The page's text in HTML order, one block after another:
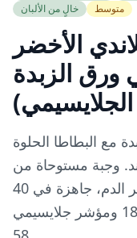
خالٍ من الألبان
متوسط
الأخضر
ورق الزبدة
البطاطا الحلوة
وجبة مستوحاة من
المطبخ التايلاندي وصديقة لسكر الدم، جاهزة في 40
دقيقة بحمل جلايسيمي معتدل 18.7 ومؤشر جلايسيمي